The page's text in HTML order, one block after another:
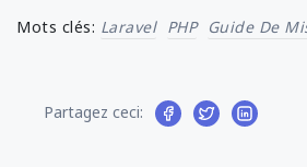
Mots clés: Laravel PHP Guide De
Partagez ceci: